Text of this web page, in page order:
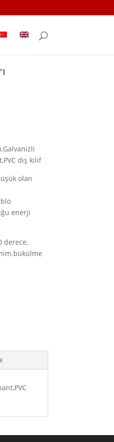
dış kılıf
olan
enerji
derece,